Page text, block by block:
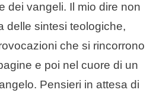
dei vangeli. Il mio dire non
delle sintesi teologiche,
che si rincorrono
e poi nel cuore di un
Pensieri in attesa di